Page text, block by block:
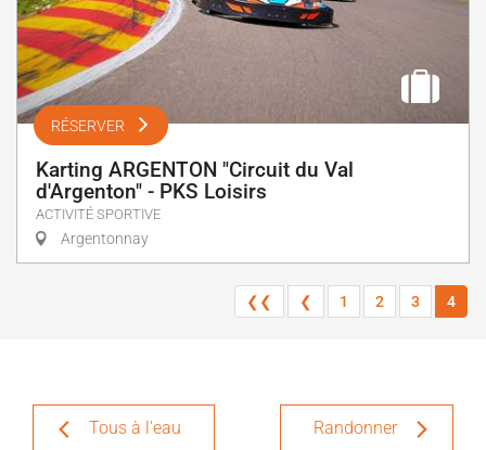
RÉSERVER
Karting ARGENTON "Circuit du Val
d'Argenton" - PKS Loisirs
ACTIVITÉ SPORTIVE
Argentonnay
❮❮ ❮ 1 2 3 4
Tous à l'eau Randonner